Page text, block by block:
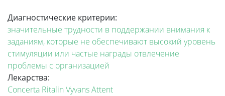
Диагностические критерии:
значительные трудности в поддержании внимания к
заданиям, которые не обеспечивают высокий уровень
стимуляции или частые награды отвлечение
проблемы с организацией
Лекарства:
Concerta Ritalin VyvansAttent